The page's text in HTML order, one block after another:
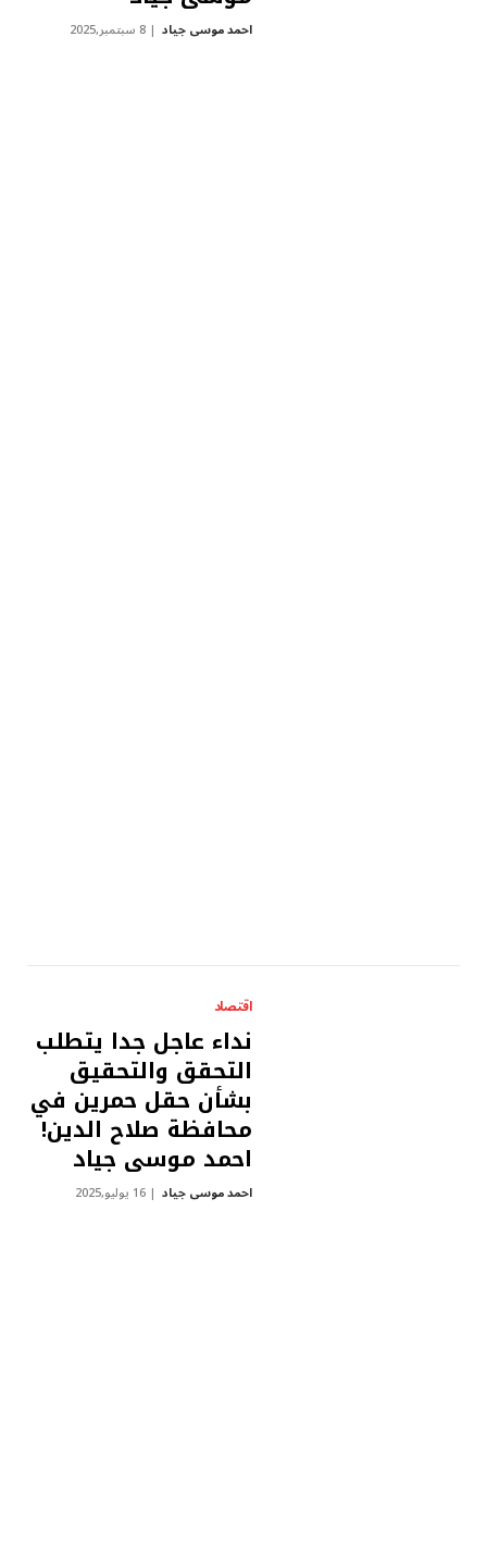
احمد موسى جياد 8 سبتمبر,2025
اقتصاد
نداء عاجل جدا يتطلب
التحقق والتحقيق
بشأن حقل حمرين في
محافظة صلاح الدين!
احمد موسى جياد
احمد موسى جياد 16 يوليو,2025